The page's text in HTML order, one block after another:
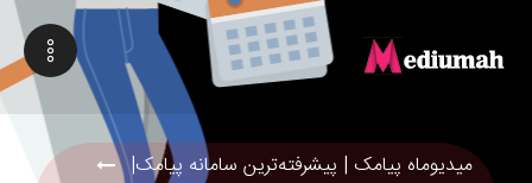
میدیوماه پیامک | پیشرفته‌ترین سامانه پیامک|